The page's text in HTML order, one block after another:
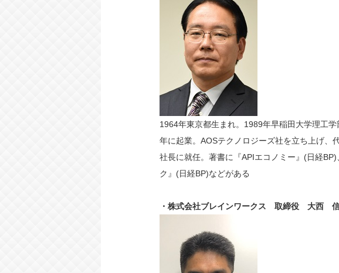
1964年東京都生まれ。1989年早稲田大学理工
年に起業。AOSテクノロジーズ社を立ち上げ、
社長に就任。著書に『APIエコノミー』(日経
ク』(日経BP)などがある
・株式会社ブレインワークス 取締役 大西